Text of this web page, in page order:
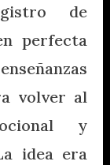
de
perfecta
volver al
y
idea era